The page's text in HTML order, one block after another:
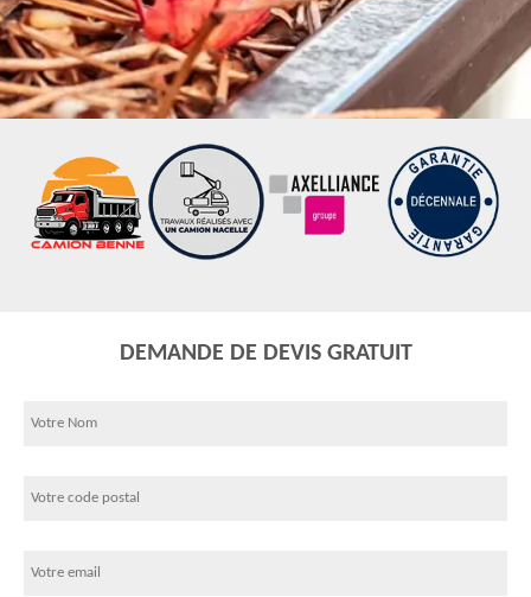
DEMANDE DE DEVIS GRATUIT